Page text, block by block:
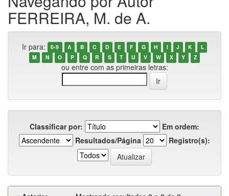
FERREIRA, M. de A.
Ir para: 0-9 A B C D E F G H I J K
L
M
N O P Q R S T U V W X Y Z
ou entre com as primeiras letras:
Classificar por:
Em ordem:
Resultados/Página
Registro(s):